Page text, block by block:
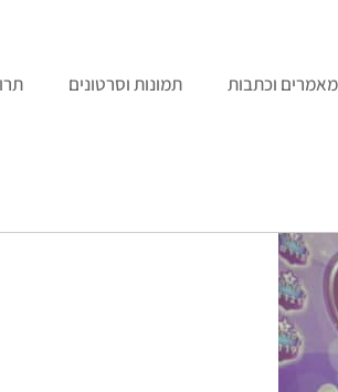
מאמרים וכתבות תמונות וסרטונים